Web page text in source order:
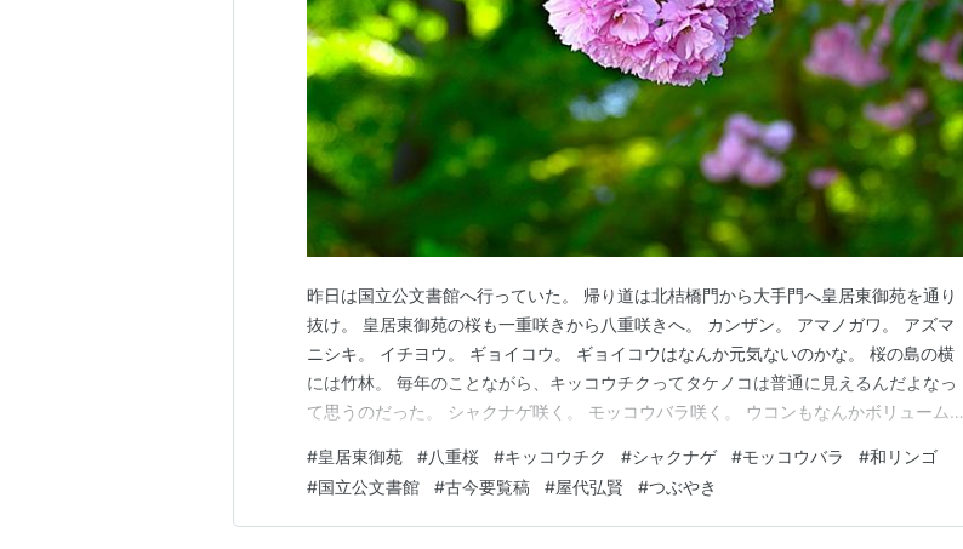
昨日は国立公文書館へ行っていた。 帰り道は北桔橋門から大手門へ皇居東御苑を通り
抜け。 皇居東御苑の桜も一重咲きから八重咲きへ。 カンザン。 アマノガワ。 アズマ
ニシキ。 イチヨウ。 ギョイコウ。 ギョイコウはなんか元気ないのかな。 桜の島の横
には竹林。 毎年のことながら、キッコウチクってタケノコは普通に見えるんだよなっ
て思うのだった。 シャクナゲ咲く。 モッコウバラ咲く。 ウコンもなんかボリューム感
ガハンザイライ。 コウサカリンゴ。 飯綱のリンゴの花も咲き始めたのかな？ センリコ
ウは散り桜。 フゲンゾウ。 フゲン…
#皇居東御苑 #八重桜 #キッコウチク #シャクナゲ #モッコウバラ #和リンゴ
#国立公文書館 #古今要覧稿 #屋代弘賢 #つぶやき